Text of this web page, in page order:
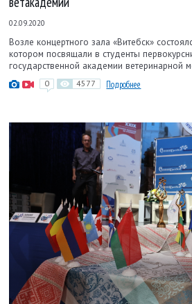
02.09.2020
Возле концертного зала «Витебск»
котором посвящали в студенты
государственной академии ветеринарной
0 4577 Подробнее